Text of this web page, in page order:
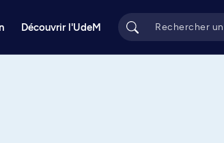
Découvrir l'UdeM